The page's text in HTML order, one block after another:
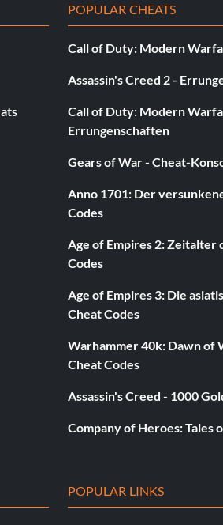
POPULAR CHEATS
Call of Duty: Modern
Assassin's Creed 2 -
Call of Duty: Modern
Errungenschaften
Gears of War - Cheat-
Anno 1701: Der
Codes
Age of Empires 2: Zeitalter
Codes
Age of Empires 3: Die
Cheat Codes
Warhammer 40k: Dawn of
Cheat Codes
Assassin's Creed - 1000
Company of Heroes: Tales
POPULAR LINKS